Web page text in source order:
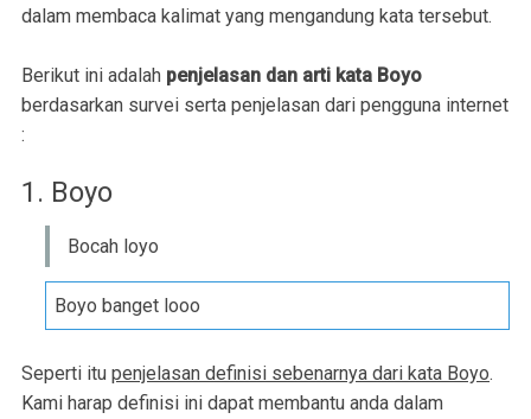
dalam membaca kalimat yang mengandung kata tersebut.
Berikut ini adalah penjelasan dan arti kata Boyo
berdasarkan survei serta penjelasan dari pengguna internet
:
1. Boyo
Bocah loyo
Boyo banget looo
Seperti itu penjelasan definisi sebenarnya dari kata Boyo.
Kami harap definisi ini dapat membantu anda dalam